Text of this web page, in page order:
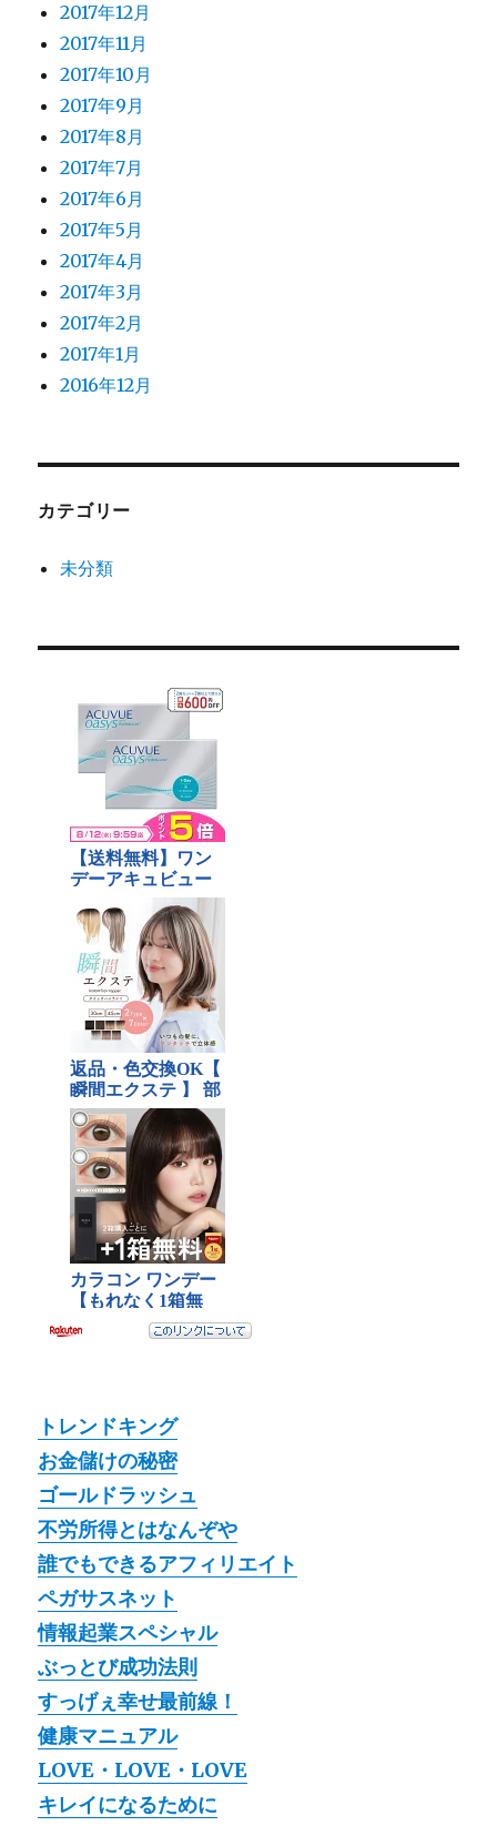
2017年12月
2017年11月
2017年10月
2017年9月
2017年8月
2017年7月
2017年6月
2017年5月
2017年4月
2017年3月
2017年2月
2017年1月
2016年12月
カテゴリー
未分類
トレンドキング
お金儲けの秘密
ゴールドラッシュ
不労所得とはなんぞや
誰でもできるアフィリエイト
ペガサスネット
情報起業スペシャル
ぶっとび成功法則
すっげぇ幸せ最前線！
健康マニュアル
LOVE・LOVE・LOVE
キレイになるために